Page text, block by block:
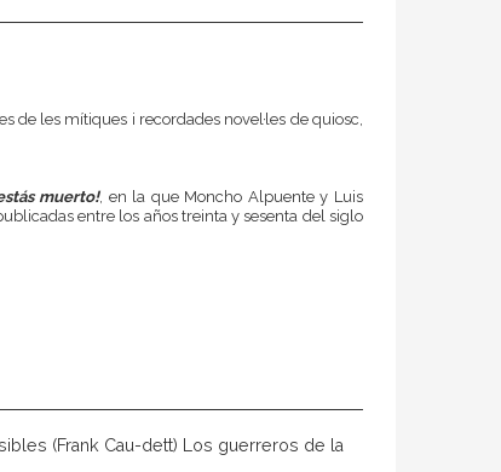
de les mítiques i recordades novel·les de quiosc,
muerto!, en la que Moncho Alpuente y Luis
entre los años treinta y sesenta del siglo
(Frank Cau-dett) Los guerreros de la